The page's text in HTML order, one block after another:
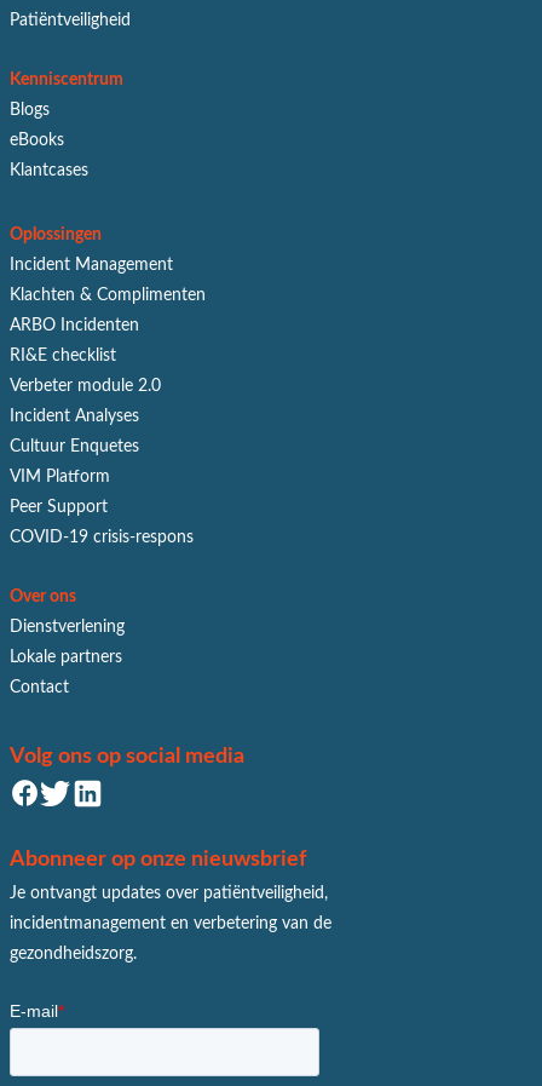
Patiëntveiligheid
Kenniscentrum
Blogs
eBooks
Klantcases
Oplossingen
Incident Management
Klachten & Complimenten
ARBO Incidenten
RI&E checklist
Verbeter module 2.0
Incident Analyses
Cultuur Enquetes
VIM Platform
Peer Support
COVID-19 crisis-respons
Over ons
Dienstverlening
Lokale partners
Contact
Volg ons op social media
Abonneer op onze nieuwsbrief
Je ontvangt updates over patiëntveiligheid,
incidentmanagement en verbetering van de
gezondheidszorg.